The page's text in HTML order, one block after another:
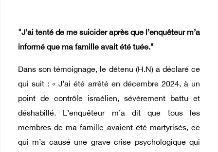
"J’ai tenté de me suicider après que l’enquêteur m’a
informé que ma famille avait été tuée."
Dans son témoignage, le détenu (H.N) a déclaré ce
qui suit : « J’ai été arrêté en décembre 2024, à un
point de contrôle israélien, sévèrement battu et
déshabillé. L’enquêteur m’a dit que tous les
membres de ma famille avaient été martyrisés, ce
qui m’a causé une grave crise psychologique qui